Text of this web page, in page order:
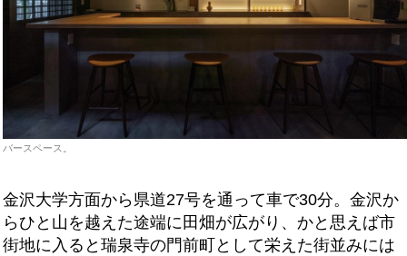
バースペース。
金沢大学方面から県道27号を通って車で30分。金沢か
らひと山を越えた途端に田畑が広がり、かと思えば市
街地に入ると瑞泉寺の門前町として栄えた街並みには